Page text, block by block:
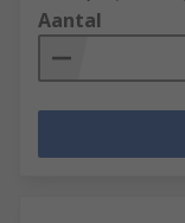
Aantal